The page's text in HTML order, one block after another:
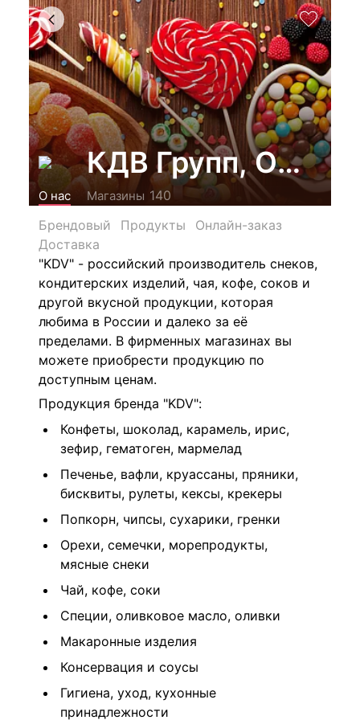
КДВ Групп, ООО
О нас Магазины 140
Брендовый
Продукты
Онлайн-заказ
Доставка
"KDV" - российский производитель снеков,
кондитерских изделий, чая, кофе, соков и
другой вкусной продукции, которая
любима в России и далеко за её
пределами. В фирменных магазинах вы
можете приобрести продукцию по
доступным ценам.
Продукция бренда "KDV":
Конфеты, шоколад, карамель, ирис,
зефир, гематоген, мармелад
Печенье, вафли, круассаны, пряники,
бисквиты, рулеты, кексы, крекеры
Попкорн, чипсы, сухарики, гренки
Орехи, семечки, морепродукты,
мясные снеки
Чай, кофе, соки
Специи, оливковое масло, оливки
Макаронные изделия
Консервация и соусы
Гигиена, уход, кухонные
принадлежности